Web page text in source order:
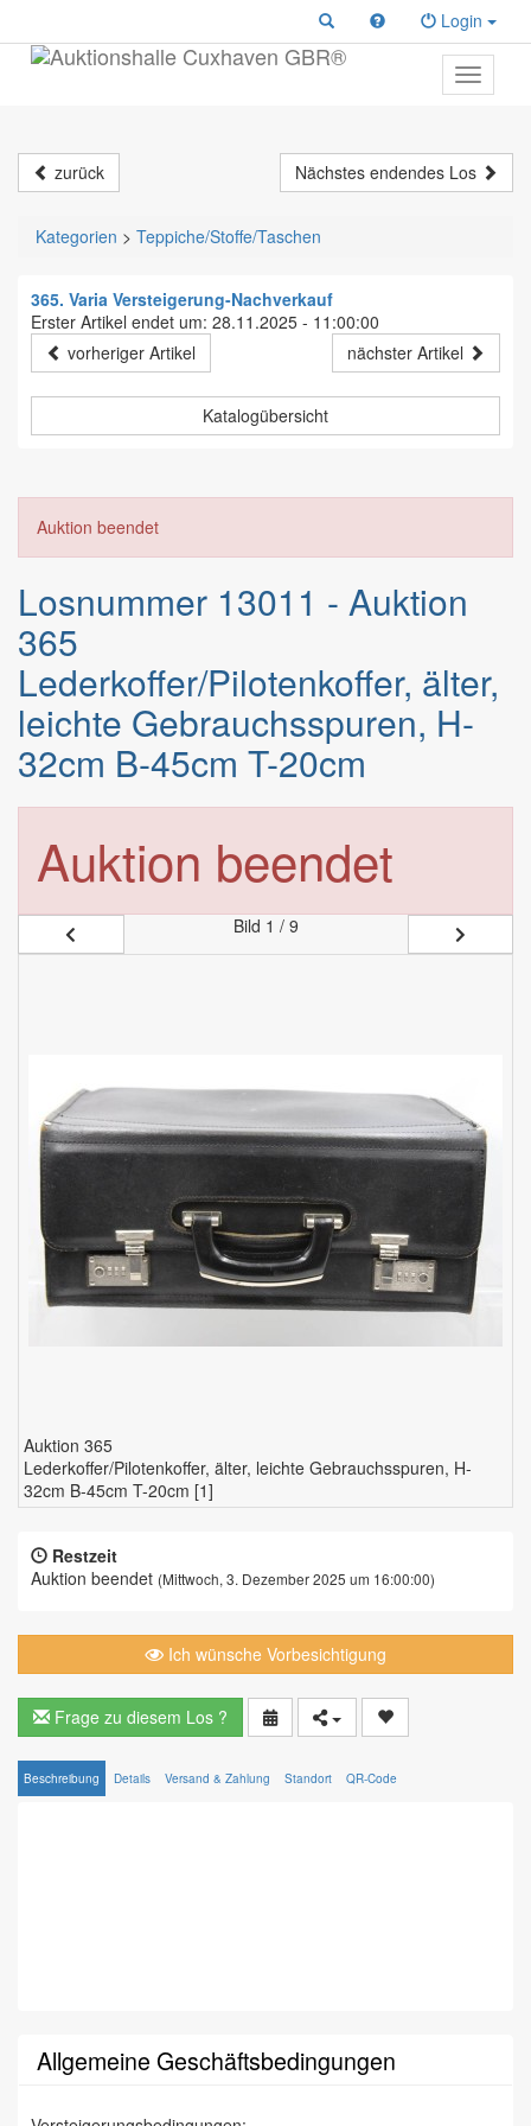
Login
Toggle
primary
zurück Nächstes endendes Los
Kategorien > Teppiche/Stoffe/Taschen
365. Varia Versteigerung-Nachverkauf
Erster Artikel endet um: 28.11.2025 - 11:00:00
vorheriger Artikel
nächster Artikel
Katalogübersicht
Auktion beendet
Losnummer 13011 - Auktion
365
Lederkoffer/Pilotenkoffer, älter,
leichte Gebrauchsspuren, H-
32cm B-45cm T-20cm
Auktion beendet
Bild 1 / 9
Auktion 365
Lederkoffer/Pilotenkoffer, älter, leichte Gebrauchsspuren, H-
32cm B-45cm T-20cm [1]
Restzeit
Auktion beendet (Mittwoch, 3. Dezember 2025 um 16:00:00)
Ich wünsche Vorbesichtigung
Frage zu diesem Los ?
Beschreibung Details Versand & Zahlung Standort QR-Code
Allgemeine Geschäftsbedingungen